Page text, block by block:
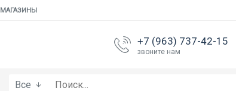
МАГАЗИНЫ
+7 (963) 737-42-15
звоните нам
Все